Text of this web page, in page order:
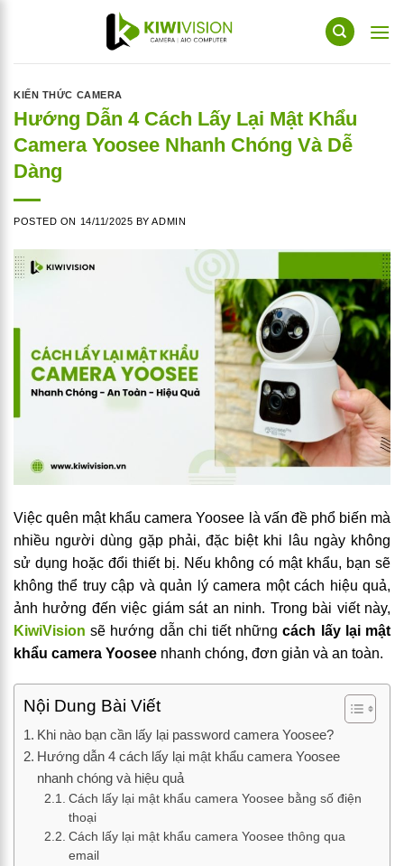
KIẾN THỨC CAMERA
Hướng Dẫn 4 Cách Lấy Lại Mật Khẩu
Camera Yoosee Nhanh Chóng Và Dễ
Dàng
POSTED ON 14/11/2025 BYADMIN
Việc quên mật khẩu camera Yoosee là vấn đề phổ biến mà
nhiều người dùng gặp phải, đặc biệt khi lâu ngày không
sử dụng hoặc đổi thiết bị. Nếu không có mật khẩu, bạn sẽ
không thể truy cập và quản lý camera một cách hiệu quả,
ảnh hưởng đến việc giám sát an ninh. Trong bài viết này,
KiwiVision sẽ hướng dẫn chi tiết nhữngcách lấy lại mật
khẩu camera Yoosee nhanh chóng, đơn giản và an toàn.
Nội Dung Bài Viết
Khi nào bạn cần lấy lại password camera Yoosee?
Hướng dẫn 4 cách lấy lại mật khẩu camera Yoosee
nhanh chóng và hiệu quả
Cách lấy lại mật khẩu camera Yoosee bằng số điện
thoại
Cách lấy lại mật khẩu camera Yoosee thông qua
email